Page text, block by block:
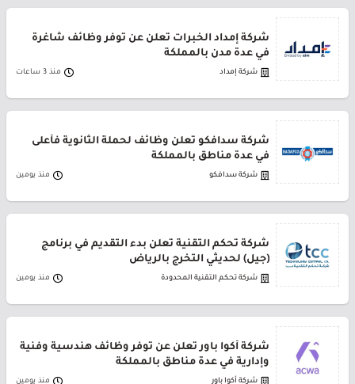
شركة إمداد الخبرات تعلن عن توفر وظائف شاغرة
في عدة مدن بالمملكة
شركة إمداد منذ 3 ساعات
شركة سدافكو تعلن وظائف لحملة الثانوية فأعلى
في عدة مناطق بالمملكة
شركة سدافكو منذ يومين
شركة تحكم التقنية تعلن بدء التقديم في برنامج
(جيل) لحديثي التخرج بالرياض
شركة تحكم التقنية المحدودة منذ يومين
شركة أكوا باور تعلن عن توفر وظائف هندسية وفنية
وإدارية في عدة مناطق بالمملكة
شركة أكوا باور منذ يومين